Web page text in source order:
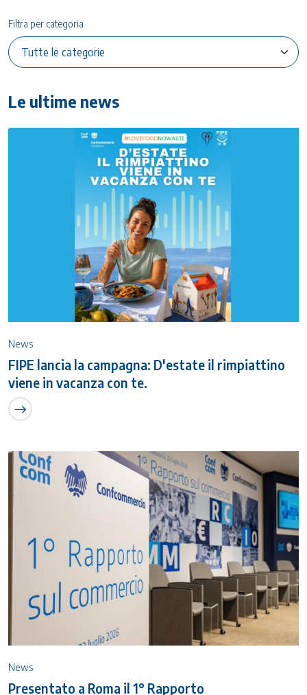
Filtra per categoria
Le ultime news
News
FIPE lancia la campagna: D'estate il rimpiattino
viene in vacanza con te.
News
Presentato a Roma il 1° Rapporto